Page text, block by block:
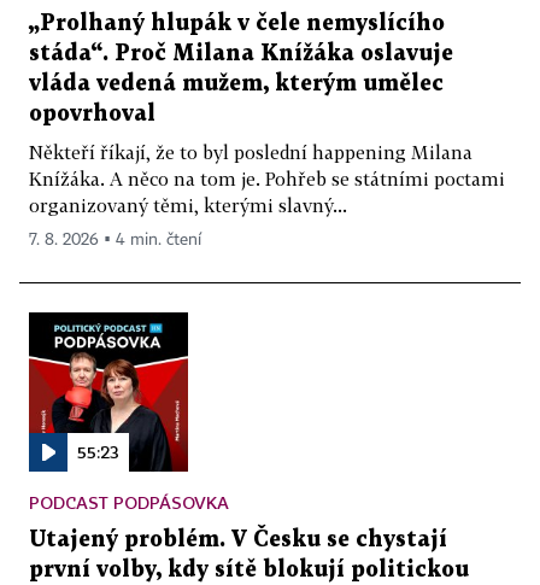
„Prolhaný hlupák v čele nemyslícího
stáda“. Proč Milana Knížáka oslavuje
vláda vedená mužem, kterým umělec
opovrhoval
Někteří říkají, že to byl poslední happening Milana
Knížáka. A něco na tom je. Pohřeb se státními poctami
organizovaný těmi, kterými slavný...
7. 8. 2026 ▪ 4 min. čtení
55:23
PODCAST PODPÁSOVKA
Utajený problém. V Česku se chystají
první volby, kdy sítě blokují politickou